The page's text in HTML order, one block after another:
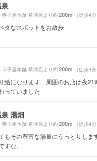
寺子屋本舗 草津店より約200m （徒歩4分
タなスポットをお散歩
寺子屋本舗 草津店より約200m （徒歩4分
絵になります 周囲のお店は夜21
っていました
湯畑
寺子屋本舗 草津店より約200m （徒歩4分
もその豊富な湯量にうっとりしま
すな。